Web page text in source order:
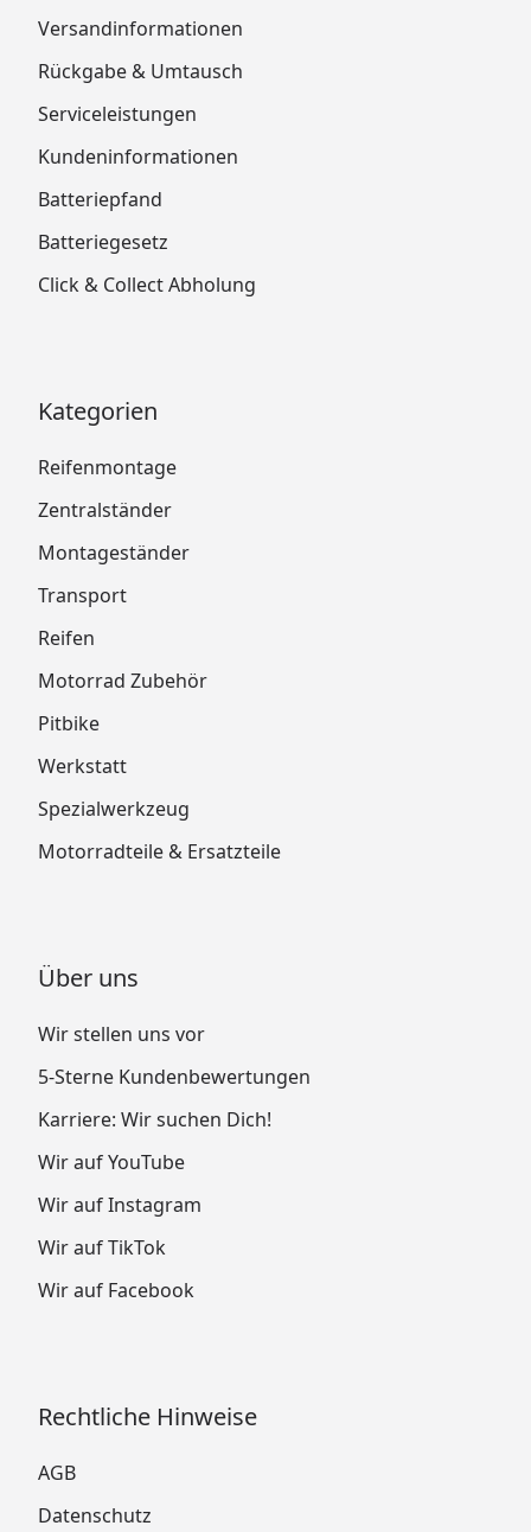
Versandinformationen
Rückgabe & Umtausch
Serviceleistungen
Kundeninformationen
Batteriepfand
Batteriegesetz
Click & Collect Abholung
Kategorien
Reifenmontage
Zentralständer
Montageständer
Transport
Reifen
Motorrad Zubehör
Pitbike
Werkstatt
Spezialwerkzeug
Motorradteile & Ersatzteile
Über uns
Wir stellen uns vor
5-Sterne Kundenbewertungen
Karriere: Wir suchen Dich!
Wir auf YouTube
Wir auf Instagram
Wir auf TikTok
Wir auf Facebook
Rechtliche Hinweise
AGB
Datenschutz